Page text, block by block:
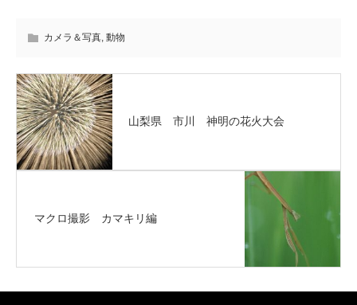
カメラ＆写真, 動物
山梨県 市川 神明の花火大会
マクロ撮影 カマキリ編